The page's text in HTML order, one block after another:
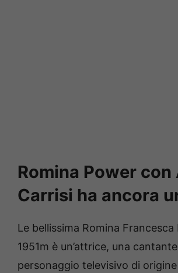
Romina Power con
Carrisi ha ancora
Le bellissima Romina Francesca
1951m è un’attrice, una
personaggio televisivo di